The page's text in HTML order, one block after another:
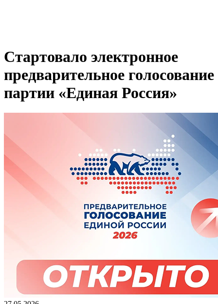
Стартовало электронное
предварительное голосование
партии «Единая Россия»